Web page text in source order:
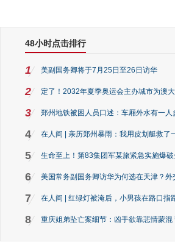
48小时点击排行
1 美副国务卿将于7月25日至26日访华
2 定了！2032年夏季奥运会主办城市为澳
3 郑州地铁被困人员口述：车厢外水有一人
4 在人间 | 亲历郑州暴雨：我用皮划艇救了
5 生命至上！第83集团军某旅紧急实施爆
6 美国常务副国务卿访华为何选在天津？外
7 在人间 | 红绿灯被淹后，小男孩在路口指
8 重庆姐弟坠亡案细节：凶手欲靠悲情蒙混